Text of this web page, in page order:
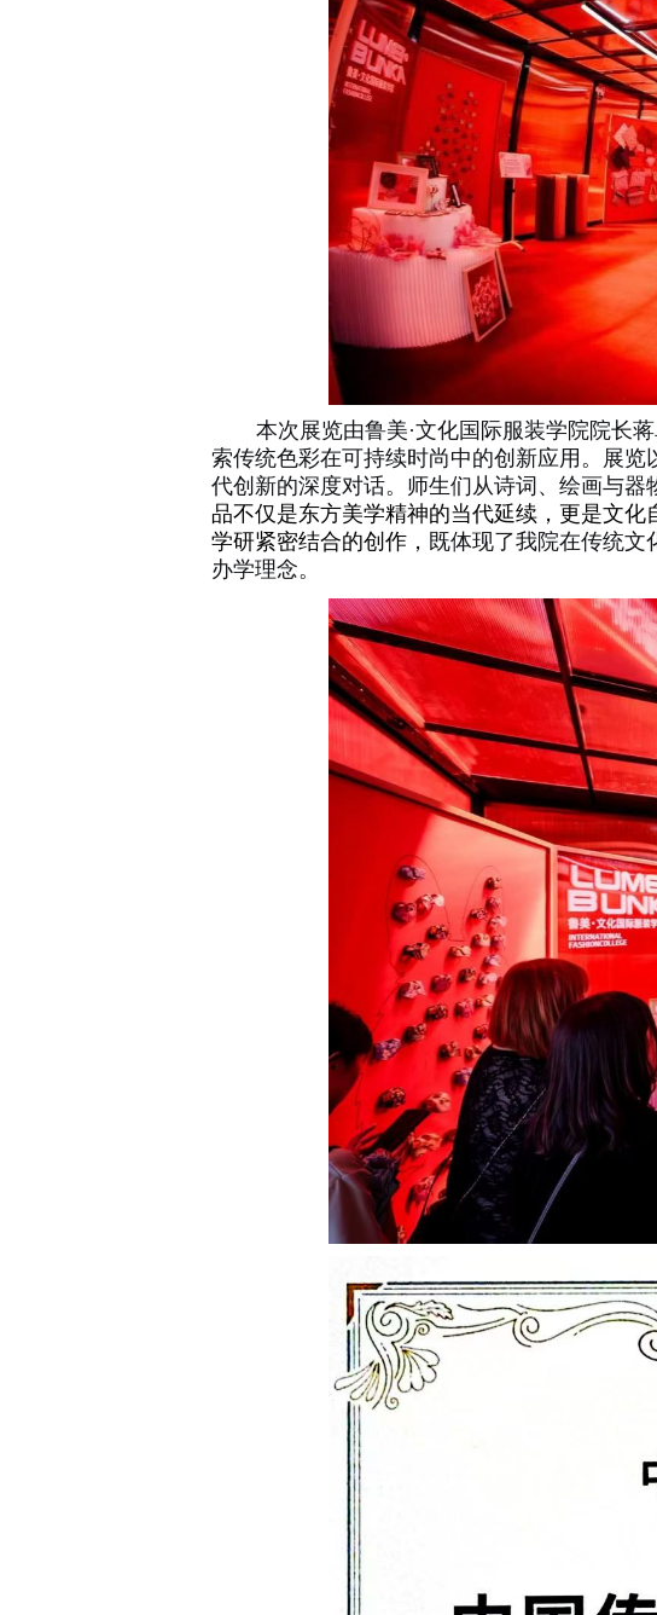
本次展览由鲁美·文化国际服装学院院长
索传统色彩在可持续时尚中的创新应用。展览
代创新的深度对话。师生们从诗词、绘画与
品不仅是东方美学精神的当代延续，更是文
学研紧密结合的创作， 既体现了我院在传统文
办学理念。